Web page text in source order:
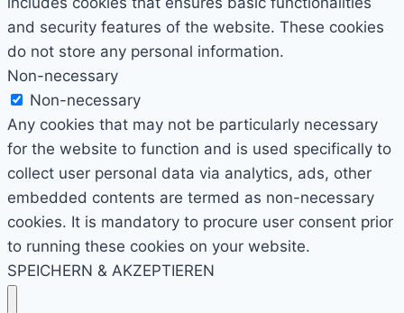
and security features of the website. These cookies
do not store any personal information.
Non-necessary
Non-necessary
Any cookies that may not be particularly necessary
for the website to function and is used specifically to
collect user personal data via analytics, ads, other
embedded contents are termed as non-necessary
cookies. It is mandatory to procure user consent prior
to running these cookies on your website.
SPEICHERN & AKZEPTIEREN